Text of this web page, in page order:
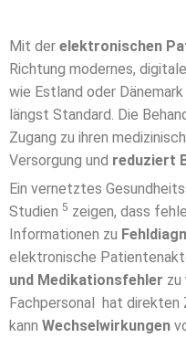
Mit der elektronischen
Richtung modernes,
wie Estland oder
längst Standard. Die
Zugang zu ihren
Versorgung und reduziert
Ein vernetztes
Studien 5 zeigen, dass
Informationen zu
elektronische
und Medikationsfehler zu
Fachpersonal hat direkten
kann Wechselwirkungen